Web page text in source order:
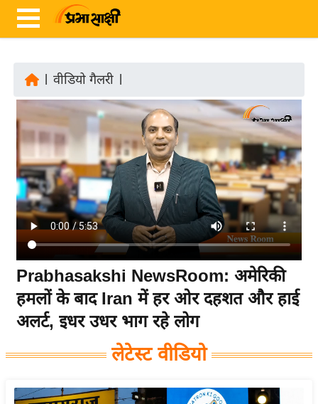
ता
ज़ा
ख
रा
ष्ट्री
य
अं
त
र्रा
ष्ट्री
बि
ने
वीडियो गैलरी
Prabhasakshi NewsRoom: अमेरिकी
हमलों के बाद Iran में हर ओर दहशत और हाई
अलर्ट, इधर उधर भाग रहे लोग
लेटेस्ट वीडियो